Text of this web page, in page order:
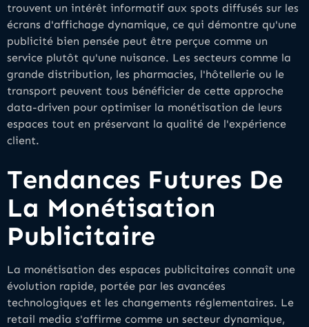
trouvent un intérêt informatif aux spots diffusés sur les
écrans d'affichage dynamique, ce qui démontre qu'une
publicité bien pensée peut être perçue comme un
service plutôt qu'une nuisance. Les secteurs comme la
grande distribution, les pharmacies, l'hôtellerie ou le
transport peuvent tous bénéficier de cette approche
data-driven pour optimiser la monétisation de leurs
espaces tout en préservant la qualité de l'expérience
client.
Tendances Futures De
La Monétisation
Publicitaire
La monétisation des espaces publicitaires connaît une
évolution rapide, portée par les avancées
technologiques et les changements réglementaires. Le
retail media s'affirme comme un secteur dynamique,